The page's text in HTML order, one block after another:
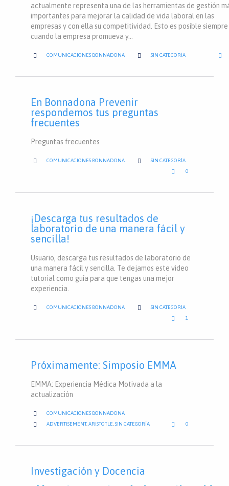
actualmente representa una de las herramientas de gestión
importantes para mejorar la calidad de vida laboral en las
empresas y con ella su competitividad. Esto es posible siempre
cuando la empresa promueva y…
 COMUNICACIONES BONNADONA  CATEGORY
SIN CATEGORÍA 
En Bonnadona Prevenir
respondemos tus preguntas
frecuentes
Preguntas frecuentes
 COMUNICACIONES BONNADONA  CATEGORY
SIN CATEGORÍA

LOVE
IT
0
¡Descarga tus resultados de
laboratorio de una manera fácil y
sencilla!
Usuario, descarga tus resultados de laboratorio de
una manera fácil y sencilla. Te dejamos este video
tutorial como guía para que tengas una mejor
experiencia.
 COMUNICACIONES BONNADONA  CATEGORY
SIN CATEGORÍA

LOVE
IT
1
Próximamente: Simposio EMMA
EMMA: Experiencia Médica Motivada a la
actualización
 COMUNICACIONES BONNADONA
 CATEGORY
ADVERTISEMENT, ARISTOTLE SIN CATEGORÍA 
LOVE
IT
0
Investigación y Docencia